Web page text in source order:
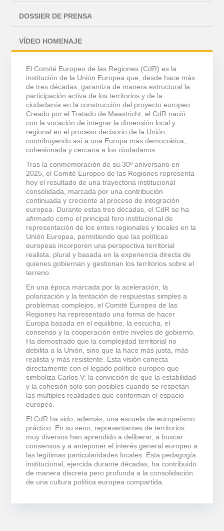
DOSSIER DE PRENSA
VÍDEO HOMENAJE
El Comité Europeo de las Regiones (CdR) es la
institución de la Unión Europea que, desde hace más
de tres décadas, garantiza de manera estructural la
participación activa de los territorios y de la
ciudadanía en la construcción del proyecto europeo.
Creado por el Tratado de Maastricht, el CdR nació
con la vocación de integrar la dimensión local y
regional en el proceso decisorio de la Unión,
contribuyendo así a una Europa más democrática,
cohesionada y cercana a los ciudadanos.
Tras la conmemoración de su 30º aniversario en
2025, el Comité Europeo de las Regiones representa
hoy el resultado de una trayectoria institucional
consolidada, marcada por una contribución
continuada y creciente al proceso de integración
europea. Durante estas tres décadas, el CdR se ha
afirmado como el principal foro institucional de
representación de los entes regionales y locales en la
Unión Europea, permitiendo que las políticas
europeas incorporen una perspectiva territorial
realista, plural y basada en la experiencia directa de
quienes gobiernan y gestionan los territorios sobre el
terreno.
En una época marcada por la aceleración, la
polarización y la tentación de respuestas simples a
problemas complejos, el Comité Europeo de las
Regiones ha representado una forma de hacer
Europa basada en el equilibrio, la escucha, el
consenso y la cooperación entre niveles de gobierno.
Ha demostrado que la complejidad territorial no
debilita a la Unión, sino que la hace más justa, más
realista y más resistente. Esta visión conecta
directamente con el legado político europeo que
simboliza Carlos V: la convicción de que la estabilidad
y la cohesión solo son posibles cuando se respetan
las múltiples realidades que conforman el espacio
europeo.
El CdR ha sido, además, una escuela de europeísmo
práctico. En su seno, representantes de territorios
muy diversos han aprendido a deliberar, a buscar
consensos y a anteponer el interés general europeo a
las legítimas particularidades locales. Esta pedagogía
institucional, ejercida durante décadas, ha contribuido
de manera discreta pero profunda a la consolidación
de una cultura política europea compartida.